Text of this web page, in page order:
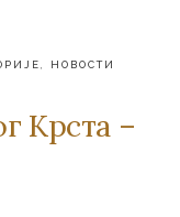
НОВОСТИ
Крста –